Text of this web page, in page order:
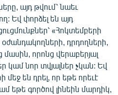
այդ թվում՝ նաեւ
Եվ փորձել են այդ
«Հոկտեմբերի
դրդողների,
մասին, որոնց վերաբերյալ
կամ նոր տվյալներ չկան: Եվ
են դրել, որ եթե որեւէ
եթե գործով լինեին մարդիկ,